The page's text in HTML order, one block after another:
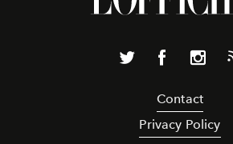
Contact
Privacy Policy